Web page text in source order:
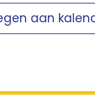
aan